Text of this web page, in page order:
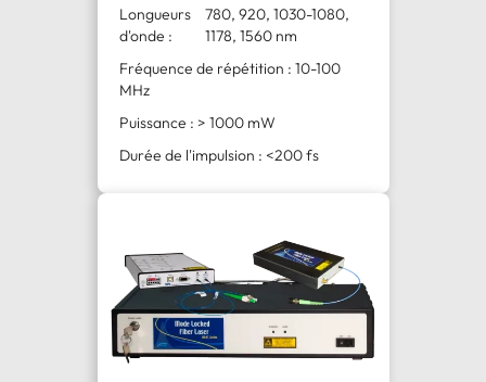
Longueurs
d'onde :
780, 920, 1030-1080,
1178, 1560 nm
Fréquence de répétition : 10-100
MHz
Puissance : > 1000 mW
Durée de l'impulsion : <200 fs